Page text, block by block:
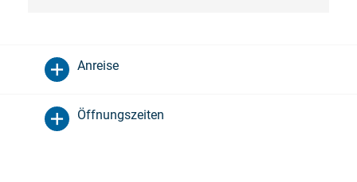
Anreise
Öffnungszeiten